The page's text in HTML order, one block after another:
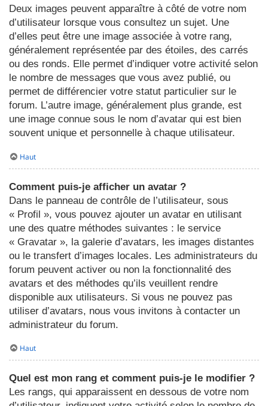
Deux images peuvent apparaître à côté de votre nom
d’utilisateur lorsque vous consultez un sujet. Une
d’elles peut être une image associée à votre rang,
généralement représentée par des étoiles, des carrés
ou des ronds. Elle permet d’indiquer votre activité selon
le nombre de messages que vous avez publié, ou
permet de différencier votre statut particulier sur le
forum. L’autre image, généralement plus grande, est
une image connue sous le nom d’avatar qui est bien
souvent unique et personnelle à chaque utilisateur.
Haut
Comment puis-je afficher un avatar ?
Dans le panneau de contrôle de l’utilisateur, sous
« Profil », vous pouvez ajouter un avatar en utilisant
une des quatre méthodes suivantes : le service
« Gravatar », la galerie d’avatars, les images distantes
ou le transfert d’images locales. Les administrateurs du
forum peuvent activer ou non la fonctionnalité des
avatars et des méthodes qu’ils veuillent rendre
disponible aux utilisateurs. Si vous ne pouvez pas
utiliser d’avatars, nous vous invitons à contacter un
administrateur du forum.
Haut
Quel est mon rang et comment puis-je le modifier ?
Les rangs, qui apparaissent en dessous de votre nom